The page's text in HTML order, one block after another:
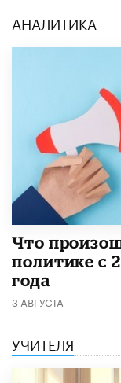
АНАЛИТИКА
​Что
политике с
года
3 АВГУСТА
УЧИТЕЛЯ